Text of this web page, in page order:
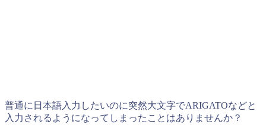
普通に日本語入力したいのに突然大文字でARIGATOなどと
入力されるようになってしまったことはありませんか？